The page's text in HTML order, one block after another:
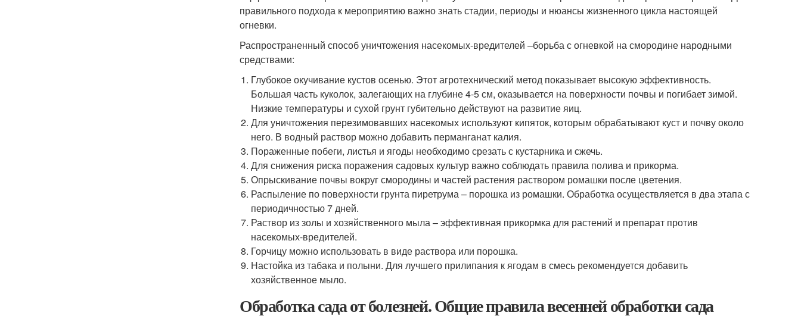
правильного подхода к мероприятию важно знать стадии, периоды и нюансы жизненного цикла настоящей
огневки.
Распространенный способ уничтожения насекомых-вредителей –борьба с огневкой на смородине народными
средствами:
Глубокое окучивание кустов осенью. Этот агротехнический метод показывает высокую эффективность.
Большая часть куколок, залегающих на глубине 4-5 см, оказывается на поверхности почвы и погибает зимой.
Низкие температуры и сухой грунт губительно действуют на развитие яиц.
Для уничтожения перезимовавших насекомых используют кипяток, которым обрабатывают куст и почву около
него. В водный раствор можно добавить перманганат калия.
Пораженные побеги, листья и ягоды необходимо срезать с кустарника и сжечь.
Для снижения риска поражения садовых культур важно соблюдать правила полива и прикорма.
Опрыскивание почвы вокруг смородины и частей растения раствором ромашки после цветения.
Распыление по поверхности грунта пиретрума – порошка из ромашки. Обработка осуществляется в два этапа с
периодичностью 7 дней.
Раствор из золы и хозяйственного мыла – эффективная прикормка для растений и препарат против
насекомых-вредителей.
Горчицу можно использовать в виде раствора или порошка.
Настойка из табака и полыни. Для лучшего прилипания к ягодам в смесь рекомендуется добавить
хозяйственное мыло.
Обработка сада от болезней. Общие правила весенней обработки сада